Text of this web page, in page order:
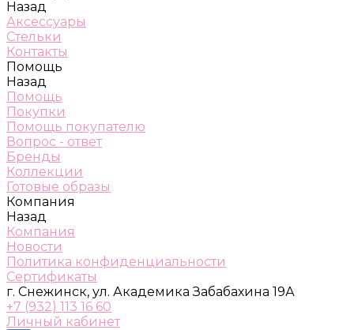
Назад
Аксессуары
Стельки
Контакты
Помощь
Назад
Помощь
Покупки
Помощь покупателю
Вопрос - ответ
Бренды
Коллекции
Готовые образы
Компания
Назад
Компания
Новости
Политика конфиденциальности
Сертификаты
г. Снежинск, ул. Академика Забабахина 19А
+7 (932) 113 16 60
Личный кабинет